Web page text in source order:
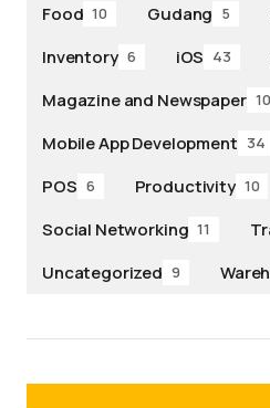
Food 10 Gudang 5
Inventory 6 iOS 43
Magazine and Newspaper 10
Mobile App Development 34
POS 6 Productivity 10
Social Networking 11
Uncategorized 9